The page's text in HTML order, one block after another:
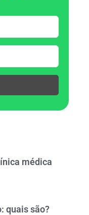
médica
quais são?